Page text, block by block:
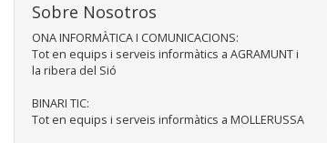
Sobre Nosotros
ONA INFORMÀTICA I COMUNICACIONS:
Tot en equips i serveis informàtics a AGRAMUNT i
la ribera del Sió
BINARI TIC:
Tot en equips i serveis informàtics a MOLLERUSSA